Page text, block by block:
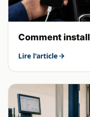
Comment
Lire l'article